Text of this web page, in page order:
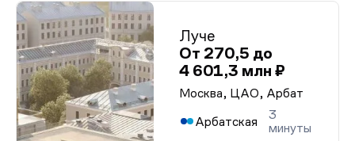
Луче
От 270,5 до
4 601,3 млн ₽
Москва, ЦАО, Арбат
Арбатская
3
минуты